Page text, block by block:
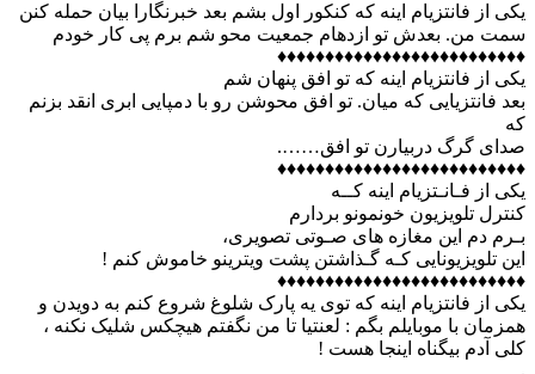
یکی از فانتزیام اینه که کنکور اول بشم بعد خبرنگارا بیان حمله کنن
سمت من. بعدش تو ازدهام جمعیت محو شم برم پی کار خودم
♦♦♦♦♦♦♦♦♦♦♦♦♦♦♦♦♦♦♦♦♦♦♦♦♦♦
یکی از فانتزیام اینه که تو افق پنهان شم
بعد فانتزیایی که میان. تو افق محوشن رو با دمپایی ابری انقد بزنم
که
صدای گرگ دربیارن تو افق…….
♦♦♦♦♦♦♦♦♦♦♦♦♦♦♦♦♦♦♦♦♦♦♦♦♦♦
یکی از فـانـتزیام اینه کــه
کنترل تلویزیون خونمونو بردارم
بـرم دم این مغازه های صـوتی تصویری،
این تلویزیونایی کـه گـذاشتن پشت ویترینو خاموش کنم !
♦♦♦♦♦♦♦♦♦♦♦♦♦♦♦♦♦♦♦♦♦♦♦♦♦♦
یکی از فانتزیام اینه که توی یه پارک شلوغ شروع کنم به دویدن و
همزمان با موبایلم بگم : لعنتیا تا من نگفتم هیچکس شلیک نکنه ،
کلی آدم بیگناه اینجا هست !